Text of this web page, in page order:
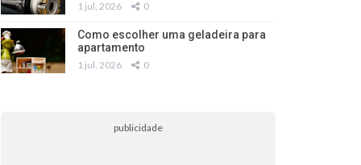
1 jul, 2026 0
Como escolher uma geladeira para
apartamento
1 jul, 2026 0
publicidade